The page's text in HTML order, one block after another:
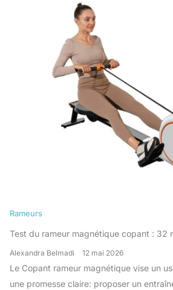
Rameurs
Test du rameur magnétique copant : 32
Alexandra Belmadi 12 mai 2026
Le Copant rameur magnétique vise un
une promesse claire: proposer un